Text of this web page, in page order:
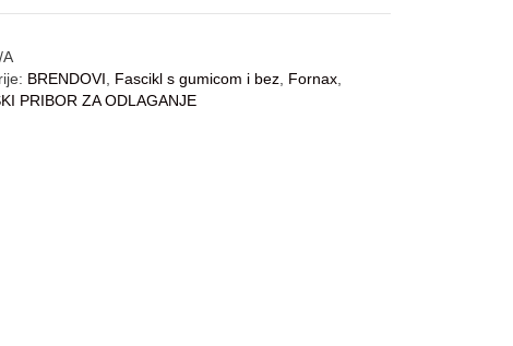
A
BRENDOVI Fascikl s gumicom i bez Fornax
PRIBOR ZA ODLAGANJE